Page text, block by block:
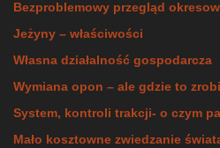
Bezproblemowy przegląd
Jeżyny – właściwości
Własna działalność gospodarcza
Wymiana opon – ale gdzie to
System, kontroli trakcji- o czym
Mało kosztowne zwiedzanie